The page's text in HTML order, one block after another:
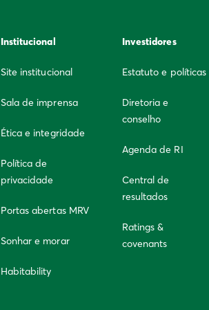
Institucional
Site institucional
Sala de imprensa
Ética e integridade
Política de
privacidade
Portas abertas MRV
Sonhar e morar
Habitability
Investidores
Estatuto e políticas
Diretoria e
conselho
Agenda de RI
Central de
resultados
Ratings &
covenants